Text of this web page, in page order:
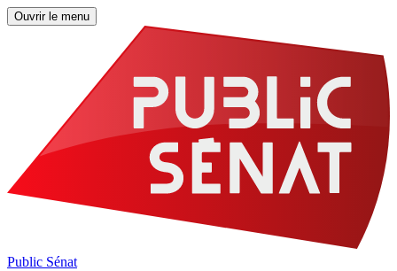
Ouvrir le menu
Public Sénat